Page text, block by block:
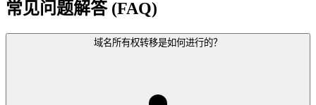
常见问题解答 (FAQ)
域名所有权转移是如何进行的？